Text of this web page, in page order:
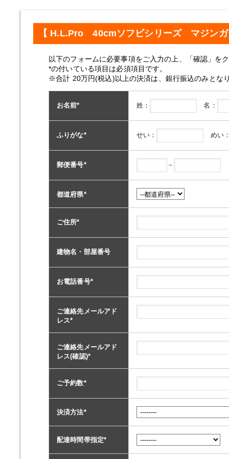
【 H.L.Pro 40cmソフビシリーズ マジン
以下のフォームに必要事項をご入力の上、「確認」を
*の付いている項目は必須項目です。
※合計 20万円(税込)以上の決済は、銀行振込のみとな
お名前* 姓： 名：
ふりがな* せい： めい
郵便番号* －
都道府県*
ご住所*
建物名・部屋番号
お電話番号*
ご連絡先メールアド
レス*
ご連絡先メールアド
レス(確認)*
ご予約数*
決済方法*
配達時間帯指定*